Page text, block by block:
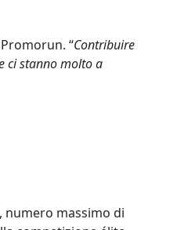
“Contribuire
ci stanno molto a
numero massimo di